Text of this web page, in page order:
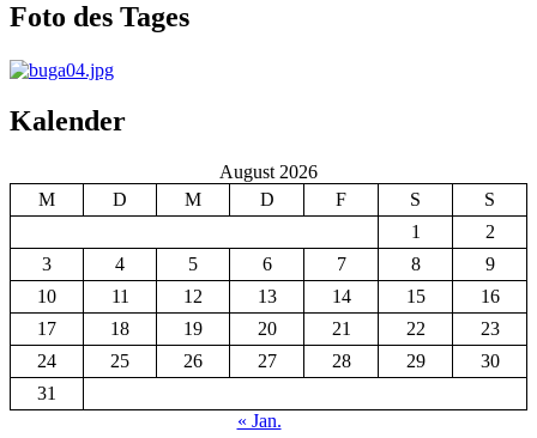
Foto des Tages
Kalender
August 2026
M
D M D F S
S
1
2
3
4 5 6 7 8
9
10
11 12 13 14 15
16
17
18 19 20 21 22
23
24
25 26 27 28 29
30
31
« Jan.